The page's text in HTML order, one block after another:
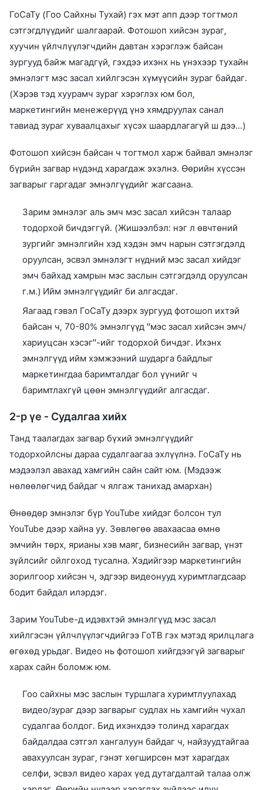
ГоСаТу (Гоо Сайхны Тухай) гэх мэт апп дээр тогтмол
сэтгэгдлүүдийг шалгаарай. Фотошоп хийсэн зураг,
хуучин үйлчлүүлэгчдийн давтан хэрэглэж байсан
зургууд байж магадгүй, гэхдээ ихэнх нь үнэхээр тухайн
эмнэлэгт мэс засал хийлгэсэн хүмүүсийн зураг байдаг.
(Хэрэв тэд хуурамч зураг хэрэглэх юм бол,
маркетингийн менежерүүд үнэ хямдруулах санал
тавиад зураг хуваалцахыг хүсэх шаардлагагүй ш дээ...)
Фотошоп хийсэн байсан ч тогтмол харж байвал эмнэлэг
бүрийн загвар нүдэнд харагдаж эхэлнэ. Өөрийн хүссэн
загварыг гаргадаг эмнэлгүүдийг жагсаана.
Зарим эмнэлэг аль эмч мэс засал хийсэн талаар
тодорхой бичдэггүй. (Жишээлбэл: нэг л өвчтөний
зургийг эмнэлгийн хэд хэдэн эмч нарын сэтгэгдэлд
оруулсан, эсвэл эмнэлэгт нүдний мэс засал хийдэг
эмч байхад хамрын мэс заслын сэтгэгдэлд оруулсан
г.м.) Ийм эмнэлгүүдийг би алгасдаг.
Яагаад гэвэл ГоСаТу дээрх зургууд фотошоп ихтэй
байсан ч, 70-80% эмнэлгүүд "мэс засал хийсэн эмч/
хариуцсан хэсэг"-ийг тодорхой бичдэг. Ихэнх
эмнэлгүүд ийм хэмжээний шударга байдлыг
маркетингдаа баримталдаг бол үүнийг ч
баримтлахгүй цөөн эмнэлгүүдийг алгасдаг.
2-р үе - Судалгаа хийх
Танд таалагдах загвар бүхий эмнэлгүүдийг
тодорхойлсны дараа судалгаагаа эхлүүлнэ. ГоСаТу нь
мэдээлэл авахад хамгийн сайн сайт юм. (Мэдээж
нөлөөлөгчид байдаг ч ялгаж танихад амархан)
Өнөөдөр эмнэлэг бүр YouTube хийдэг болсон тул
YouTube дээр хайна уу. Зөвлөгөө авахаасаа өмнө
эмчийн төрх, ярианы хэв маяг, бизнесийн загвар, үнэт
зүйлсийг ойлгоход тусална. Хэдийгээр маркетингийн
зорилгоор хийсэн ч, эдгээр видеонууд хуримтлагдсаар
бодит байдал илэрдэг.
Зарим YouTube-д идэвхтэй эмнэлгүүд мэс засал
хийлгэсэн үйлчлүүлэгчдийгээ ГоТВ гэх мэтэд ярилцлага
өгөхөд урьдаг. Видео нь фотошоп хийгдээгүй загварыг
харах сайн боломж юм.
Гоо сайхны мэс заслын туршлага хуримтлуулахад
видео/зураг дээр загварыг судлах нь хамгийн чухал
судалгаа болдог. Бид ихэнхдээ толинд харагдах
байдалдаа сэтгэл хангалуун байдаг ч, найзуудтайгаа
авахуулсан зураг, гэнэт хөгширсөн мэт харагдах
селфи, эсвэл видео харах үед дутагдалтай талаа олж